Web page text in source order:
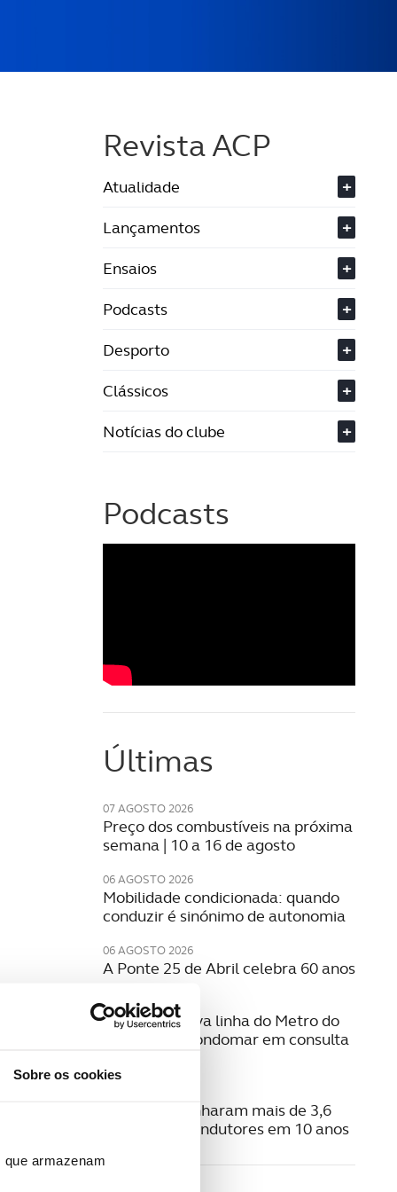
Sobre os cookies
armazenam
Revista ACP
Atualidade
+
Lançamentos
+
Ensaios
+
Podcasts
+
Desporto
+
Clássicos
+
Notícias do clube
+
Podcasts
Últimas
07 AGOSTO 2026
Preço dos combustíveis na próxima
semana | 10 a 16 de agosto
06 AGOSTO 2026
Mobilidade condicionada: quando
conduzir é sinónimo de autonomia
06 AGOSTO 2026
A Ponte 25 de Abril celebra 60 anos
06 AGOSTO 2026
Estudo da nova linha do Metro do
Porto para Gondomar em consulta
Radares apanharam mais de 3,6
milhões de condutores em 10 anos